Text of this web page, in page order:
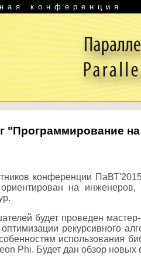
конференция
"Программирование
конференции
на
будет проведен
рекурсивного
использования
Phi. Будет дан обзор